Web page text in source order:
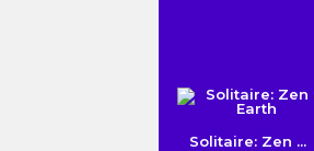
Solitaire: Zen ...